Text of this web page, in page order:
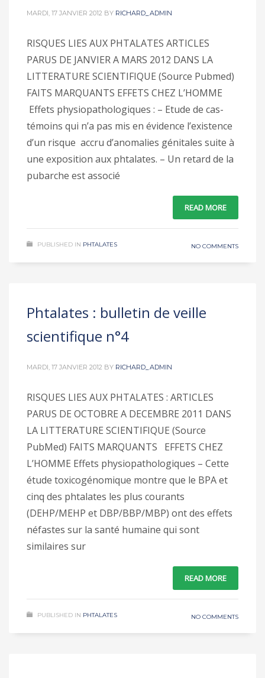
MARDI, 17 JANVIER 2012 BY RICHARD_ADMIN
RISQUES LIES AUX PHTALATES ARTICLES
PARUS DE JANVIER A MARS 2012 DANS LA
LITTERATURE SCIENTIFIQUE (Source Pubmed)
FAITS MARQUANTS EFFETS CHEZ L’HOMME
Effets physiopathologiques : – Etude de cas-
témoins qui n’a pas mis en évidence l’existence
d’un risque accru d’anomalies génitales suite à
une exposition aux phtalates. – Un retard de la
pubarche est associé
READ MORE
PUBLISHED IN PHTALATES NO COMMENTS
Phtalates : bulletin de veille
scientifique n°4
MARDI, 17 JANVIER 2012 BY RICHARD_ADMIN
RISQUES LIES AUX PHTALATES : ARTICLES
PARUS DE OCTOBRE A DECEMBRE 2011 DANS
LA LITTERATURE SCIENTIFIQUE (Source
PubMed) FAITS MARQUANTS EFFETS CHEZ
L’HOMME Effets physiopathologiques – Cette
étude toxicogénomique montre que le BPA et
cinq des phtalates les plus courants
(DEHP/MEHP et DBP/BBP/MBP) ont des effets
néfastes sur la santé humaine qui sont
similaires sur
READ MORE
PUBLISHED IN PHTALATES NO COMMENTS